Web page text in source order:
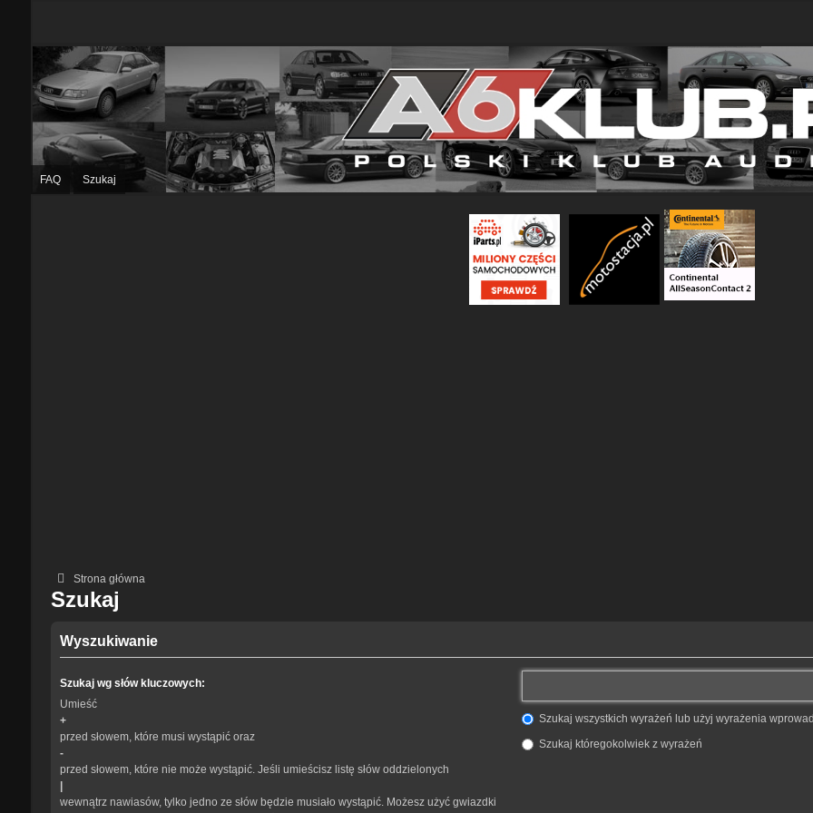
FAQ Szukaj
Strona główna
Szukaj
Wyszukiwanie
Szukaj wg słów kluczowych:
Umieść
+
przed słowem, które musi wystąpić oraz
-
przed słowem, które nie może wystąpić. Jeśli umieścisz listę słów oddzielonych
wewnątrz nawiasów, tylko jedno ze słów będzie musiało wystąpić. Możesz użyć gwiazdki
Szukaj wszystkich wyrażeń lub użyj wyrażenia
Szukaj któregokolwiek z wyrażeń